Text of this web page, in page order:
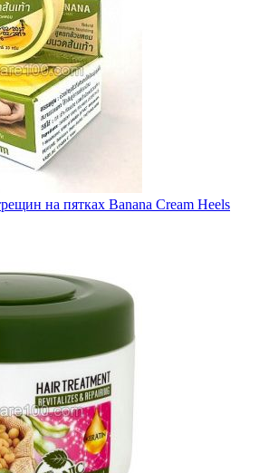
на пятках Banana Cream Heels